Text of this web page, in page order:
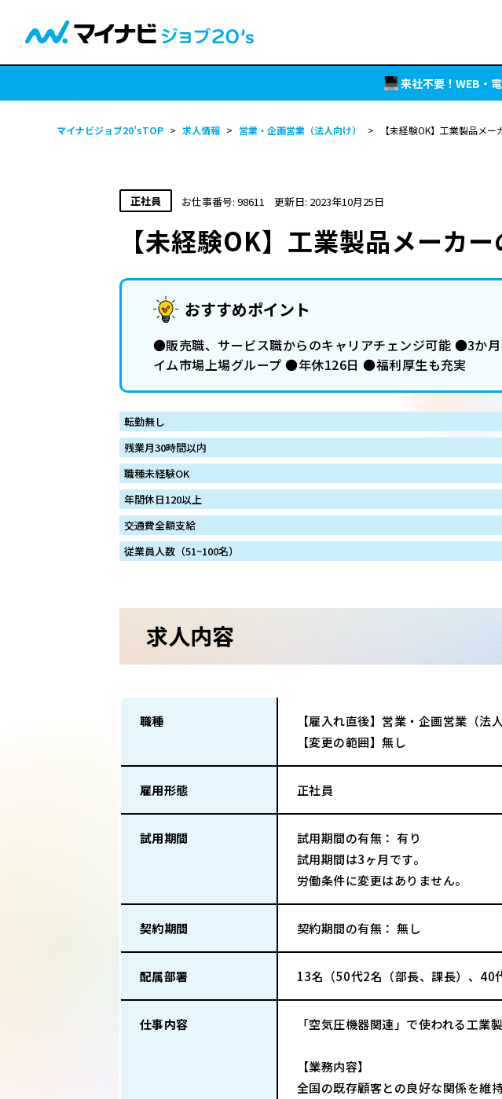
来社不要！WEB・
マイナビジョブ20’sTOP > 求人情報 > 営業・企画営業（法人向け） > 【未経験OK】工業製品メ
正社員 お仕事番号: 98611 更新日: 2023年10月25日
【未経験OK】工業製品メーカ
おすすめポイント
●販売職、サービス職からのキャリアチェンジ可能 ●3か
イム市場上場グループ ●年休126日 ●福利厚生も充実
転勤無し
残業月30時間以内
職種未経験OK
年間休日120以上
交通費全額支給
従業員人数（51~100名）
求人内容
職種
【雇入れ直後】営業・企画営業（法人
【変更の範囲】無し
雇用形態 正社員
試用期間
試用期間の有無： 有り
試用期間は3ヶ月です。
労働条件に変更はありません。
契約期間 契約期間の有無： 無し
配属部署 13名（50代2名（部長、課長）、40
仕事内容 「空気圧機器関連」で使われる工業
【業務内容】
全国の既存顧客との良好な関係を維